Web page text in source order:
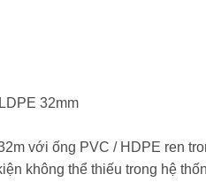
32mm
với ống PVC / HDPE ren
không thể thiếu trong hệ